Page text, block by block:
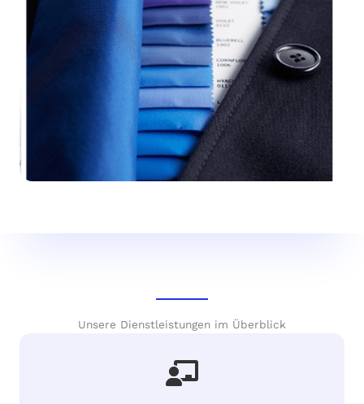
Unsere Dienstleistungen im Überblick